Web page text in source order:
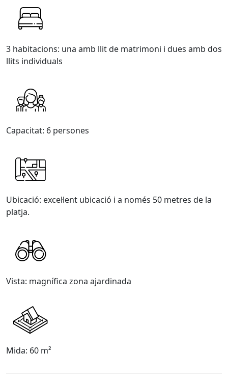
3 habitacions: una amb llit de matrimoni i dues amb dos
llits individuals
Capacitat: 6 persones
Ubicació: excel·lent ubicació i a només 50 metres de la
platja.
Vista: magnífica zona ajardinada
Mida: 60 m²